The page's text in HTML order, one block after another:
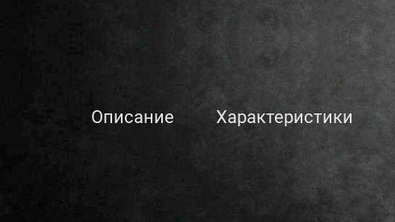
Описание Характеристики